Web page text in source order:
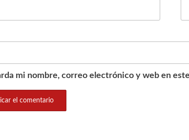
mi nombre, correo electrónico y web en